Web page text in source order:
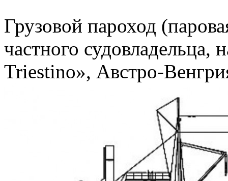
Грузовой пароход
частного
Triestino», Австро-